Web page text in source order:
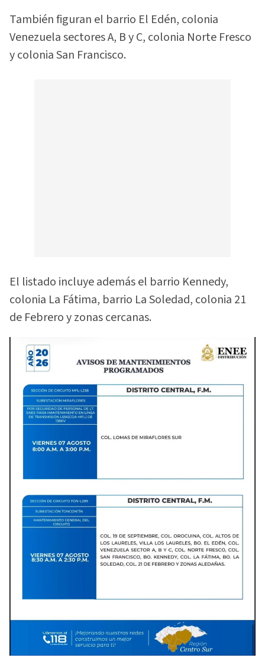
También figuran el barrio El Edén, colonia
Venezuela sectores A, B y C, colonia Norte Fresco
y colonia San Francisco.
El listado incluye además el barrio Kennedy,
colonia La Fátima, barrio La Soledad, colonia 21
de Febrero y zonas cercanas.